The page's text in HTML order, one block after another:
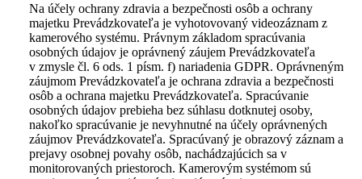
Na účely ochrany zdravia a bezpečnosti osôb a ochrany
majetku Prevádzkovateľa je vyhotovovaný videozáznam z
kamerového systému. Právnym základom spracúvania
osobných údajov je oprávnený záujem Prevádzkovateľa
v zmysle čl. 6 ods. 1 písm. f) nariadenia GDPR. Oprávneným
záujmom Prevádzkovateľa je ochrana zdravia a bezpečnosti
osôb a ochrana majetku Prevádzkovateľa. Spracúvanie
osobných údajov prebieha bez súhlasu dotknutej osoby,
nakoľko spracúvanie je nevyhnutné na účely oprávnených
záujmov Prevádzkovateľa. Spracúvaný je obrazový záznam a
prejavy osobnej povahy osôb, nachádzajúcich sa v
monitorovaných priestoroch. Kamerovým systémom sú